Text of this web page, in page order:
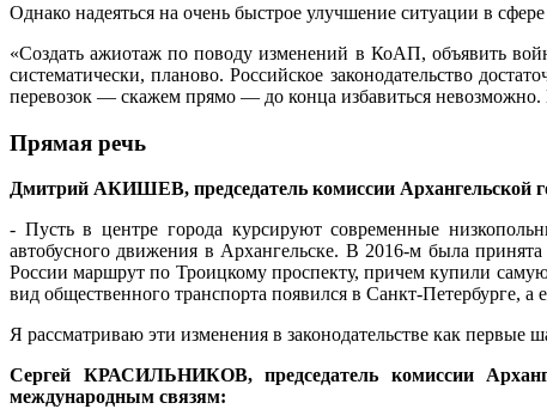
Однако надеяться на очень быстрое улучшение ситуации в
«Создать ажиотаж по поводу изменений в КоАП, объявить
систематически, планово. Российское законодательство
перевозок — скажем прямо — до конца избавиться невозможно.
Прямая речь
Дмитрий АКИШЕВ, председатель комиссии Архангельской
- Пусть в центре города курсируют современные
автобусного движения в Архангельске. В 2016-м была
России маршрут по Троицкому проспекту, причем купили
вид общественного транспорта появился в Санкт-Петербурге,
Я рассматриваю эти изменения в законодательстве как
Сергей КРАСИЛЬНИКОВ, председатель комиссии
международным связям: